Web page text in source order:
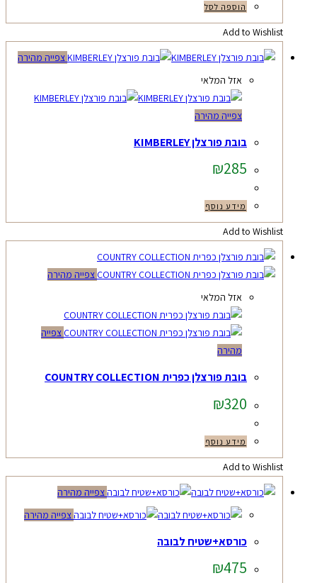
הוספה לסל
Add to Wishlist
צפייה מהירה
אזל המלאי
צפייה מהירה
בובת פורצלן KIMBERLEY
₪285
מידע נוסף
Add to Wishlist
צפייה מהירה
אזל המלאי
צפייה
מהירה
בובת פורצלן כפרית COUNTRY COLLECTION
₪320
מידע נוסף
Add to Wishlist
צפייה מהירה
צפייה מהירה
כורסא+שטיח לבובה
₪475